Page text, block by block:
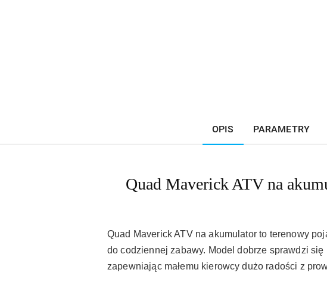
OPIS PARAMETRY
Quad Maverick ATV na
Quad Maverick ATV na akumulator to terenowy
do codziennej zabawy. Model dobrze sprawdzi
zapewniając małemu kierowcy dużo radości z